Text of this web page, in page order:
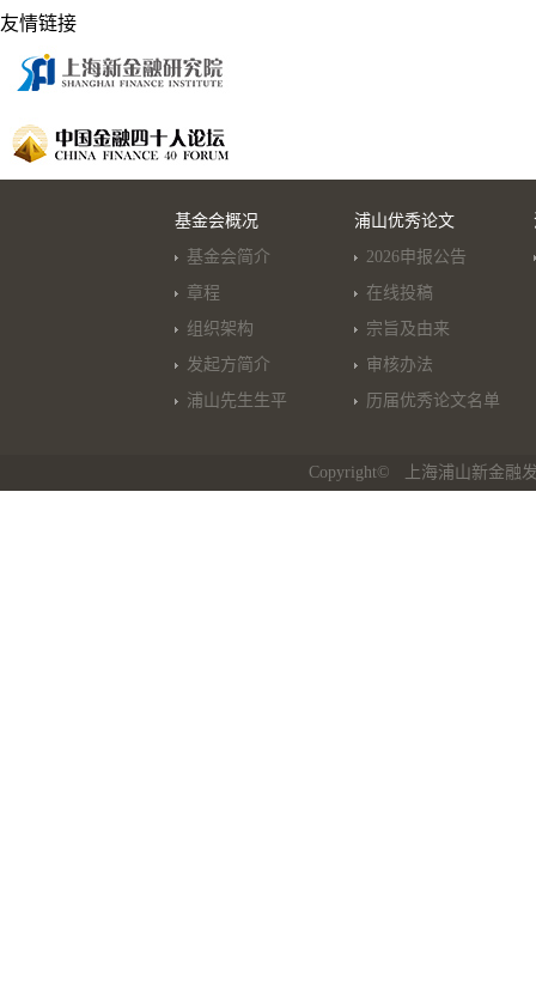
友情链接
基金会概况
基金会简介
章程
组织架构
发起方简介
浦山先生生平
浦山优秀论文
2026申报公告
在线投稿
宗旨及由来
审核办法
历届优秀论文名单
Copyright© 上海浦山新金融